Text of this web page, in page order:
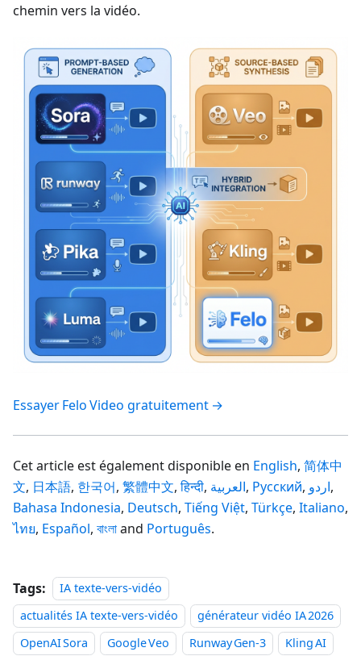
chemin vers la vidéo.
Essayer Felo Video gratuitement →
Cet article est également disponible en English, 简体中
文, 日本語, 한국어, 繁體中文,हिन्दी, العربية, Русский, اردو,
Bahasa Indonesia, Deutsch, Tiếng Việt, Türkçe, Italiano,
ไทย, Español, বাংলাand Português.
Tags:
IA texte‑vers‑vidéo
actualités IA texte‑vers‑vidéo
générateur vidéo IA 2026
OpenAI Sora
Google Veo Runway Gen‑3
Kling AI